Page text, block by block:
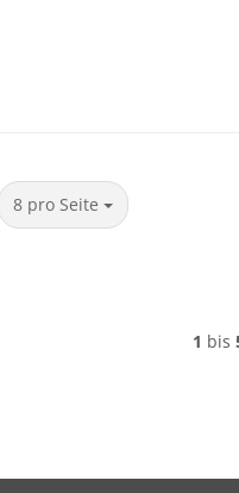
8 pro Seite
pro Seite
1 bis